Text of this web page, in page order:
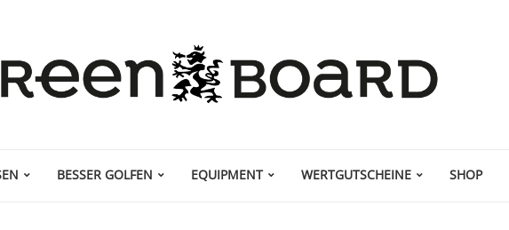
BESSER GOLFEN EQUIPMENT WERTGUTSCHEINE SHOP